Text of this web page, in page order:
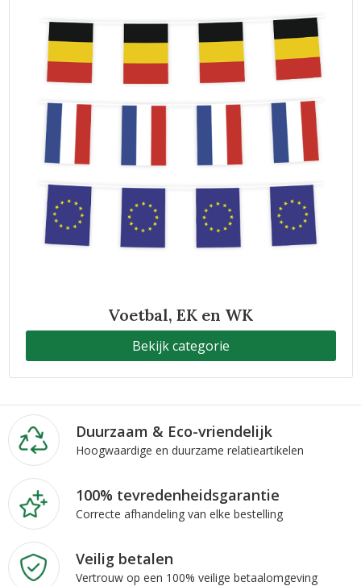
Voetbal, EK en WK
Bekijk categorie
Duurzaam & Eco-vriendelijk
Hoogwaardige en duurzame relatieartikelen
100% tevredenheidsgarantie
Correcte afhandeling van elke bestelling
Veilig betalen
Vertrouw op een 100% veilige betaalomgeving